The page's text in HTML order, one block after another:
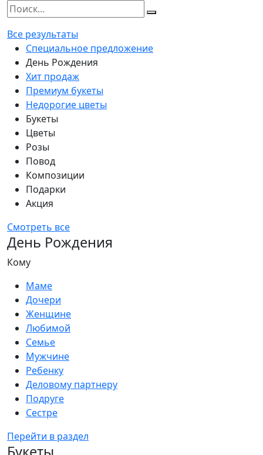
Все результаты
Специальное предложение
День Рождения
Хит продаж
Премиум букеты
Недорогие цветы
Букеты
Цветы
Розы
Повод
Композиции
Подарки
Акция
Смотреть все
День Рождения
Кому
Маме
Дочери
Женщине
Любимой
Семье
Мужчине
Ребенку
Деловому партнеру
Подруге
Сестре
Перейти в раздел